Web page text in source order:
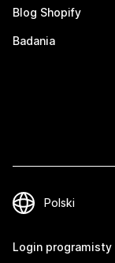
Blog Shopify
Badania
Login programisty